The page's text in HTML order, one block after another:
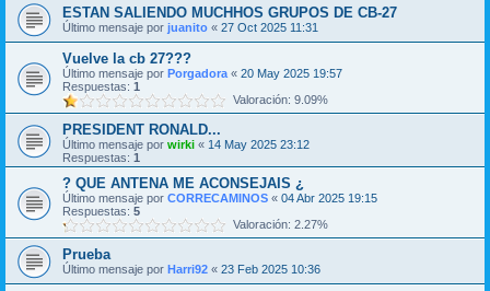
ESTAN SALIENDO MUCHHOS GRUPOS DE CB-27
Último mensaje por juanito « 27 Oct 2025 11:31
Vuelve la cb 27???
Último mensaje por Porgadora « 20 May 2025 19:57
Respuestas: 1
Valoración: 9.09%
PRESIDENT RONALD...
Último mensaje por wirki « 14 May 2025 23:12
Respuestas: 1
? QUE ANTENA ME ACONSEJAIS ¿
Último mensaje por CORRECAMINOS « 04 Abr 2025 19:15
Respuestas: 5
Valoración: 2.27%
Prueba
Último mensaje por Harri92 « 23 Feb 2025 10:36